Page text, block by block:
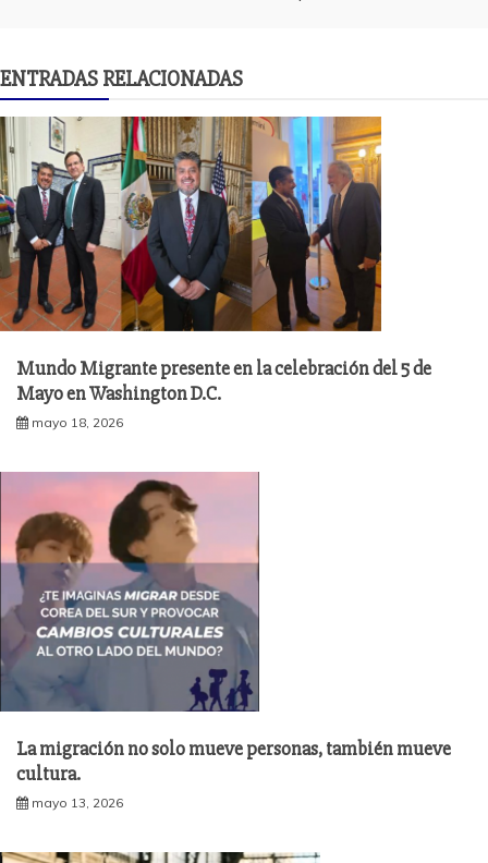
ENTRADAS RELACIONADAS
Mundo Migrante presente en la celebración del 5 de
Mayo en Washington D.C.
mayo 18, 2026
La migración no solo mueve personas, también mueve
cultura.
mayo 13, 2026